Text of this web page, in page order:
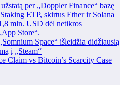
per „Doppler Finance“ bazę
ETP, skirtus Ether ir Solana
mln. USD dėl netikros
Store“.
Space“ išleidžia didžiausią
į „Steam“
Claim vs Bitcoin’s Scarcity Case